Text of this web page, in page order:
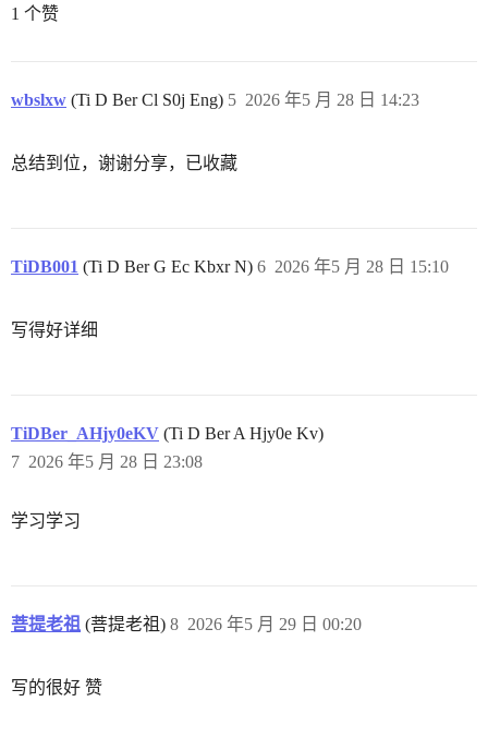
1 个赞
wbslxw (Ti D Ber Cl S0j Eng) 2026 年5 月 28 日 14:23
5
总结到位，谢谢分享，已收藏
TiDB001 (Ti D Ber G Ec Kbxr N) 2026 年5 月 28 日 15:10
6
写得好详细
TiDBer_AHjy0eKV (Ti D Ber A Hjy0e Kv)
2026 年5 月 28 日 23:08
7
学习学习
菩提老祖 (菩提老祖) 2026 年5 月 29 日 00:20
8
写的很好 赞